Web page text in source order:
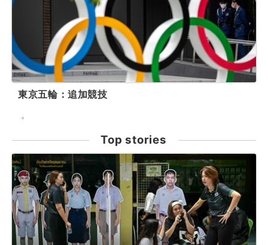
東京五輪：追加競技
。
Top stories